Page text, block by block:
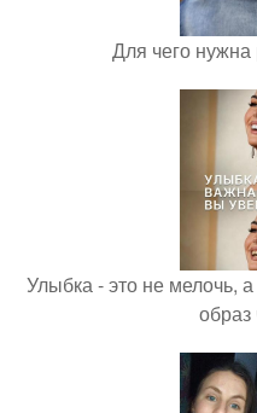
Для чего нужна
Улыбка - это не мелочь,
образ